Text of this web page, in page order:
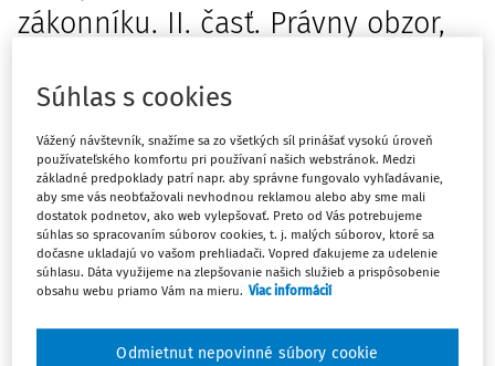
zákonníku. II. časť. Právny obzor,
Predmetom druhej časti príspevku sú jednotlivé metódy
patrí najmä prijatie Európskeho občianskeho zákonníka vo
forme záväzného komunitárneho nástroja, formulovanie
spoločných princípov, spontánna europeizácia
súkromného práva a aplikácia voliteľného nástroja. Autor
sa v tejto časti príspevku v súvislosti s prijatím Európskeho
občianskeho zákonníka bližšie zaoberá ekonomickými a
práva a právnej kultúry a ich významom pre zjednotenie
Súhlas s cookies
Vážený návštevník, snažíme sa zo všetkých síl prinášať vysokú úroveň
používateľského komfortu pri používaní našich webstránok. Medzi
základné predpoklady patrí napr. aby správne fungovalo vyhľadávanie,
aby sme vás neobťažovali nevhodnou reklamou alebo aby sme mali
dostatok podnetov, ako web vylepšovať. Preto od Vás potrebujeme
súhlas so spracovaním súborov cookies, t. j. malých súborov, ktoré sa
dočasne ukladajú vo vašom prehliadači. Vopred ďakujeme za udelenie
súhlasu. Dáta využijeme na zlepšovanie našich služieb a prispôsobenie
obsahu webu priamo Vám na mieru. Viac informácií
Odmietnut nepovinné súbory cookie